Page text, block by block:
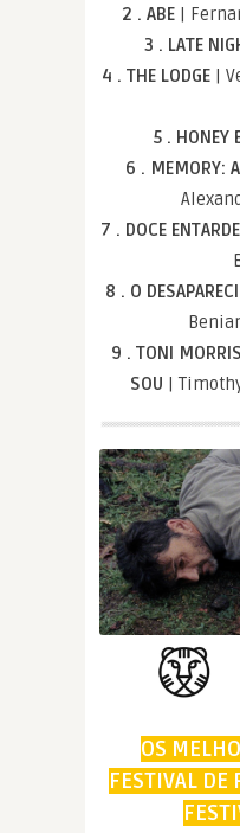
2 . ABE |
3 . LATE
4 . THE LODGE |
5 . HONEY
6 . MEMORY:
7 . DOCE
8 . O
9 . TONI
SOU |
OS
FESTIVAL DE